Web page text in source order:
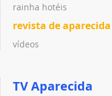
rainha hotéis
revista de aparecida
vídeos
TV Aparecida